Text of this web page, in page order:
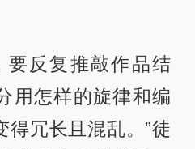
要反复推敲作品结
用怎样的旋律和编
得冗长且混乱。”徒